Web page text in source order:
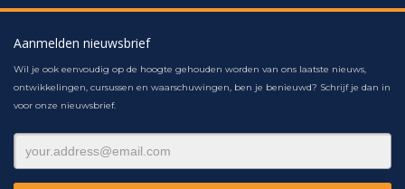
Aanmelden nieuwsbrief
Wil je ook eenvoudig op de hoogte gehouden worden van ons laatste nieuws,
ontwikkelingen, cursussen en waarschuwingen, ben je benieuwd? Schrijf je dan in
voor onze nieuwsbrief.